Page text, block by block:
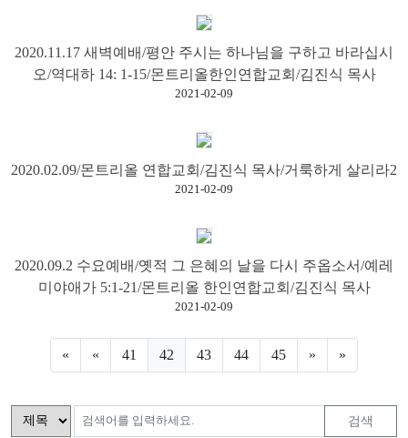
2020.11.17 새벽예배/평안 주시는 하나님을 구하고 바라십시
오/역대하 14: 1-15/몬트리올한인연합교회/김진식 목사
2021-02-09
2020.02.09/몬트리올 연합교회/김진식 목사/거룩하게 살리라2
2021-02-09
2020.09.2 수요예배/옛적 그 은혜의 날을 다시 주옵소서/예레
미야애가 5:1-21/몬트리올 한인연합교회/김진식 목사
2021-02-09
« « 41 42 43 44 45 » »
검색